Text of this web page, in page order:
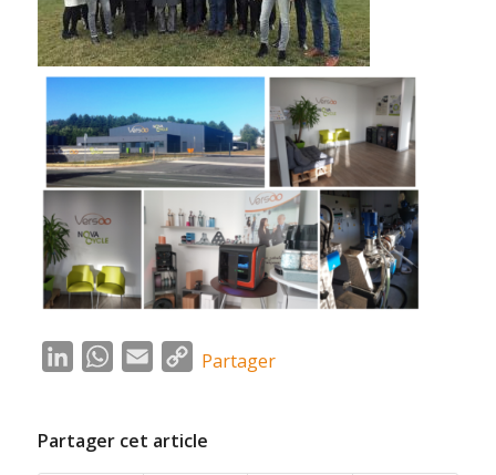
LinkedInWhatsApp
Email Copy
Partager
Partager cet article